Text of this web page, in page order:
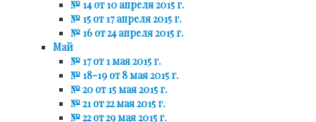
№ 14 от 10 апреля 2015 г.
№ 15 от 17 апреля 2015 г.
№ 16 от 24 апреля 2015 г.
Май
№ 17 от 1 мая 2015 г.
№ 18-19 от 8 мая 2015 г.
№ 20 от 15 мая 2015 г.
№ 21 от 22 мая 2015 г.
№ 22 от 29 мая 2015 г.